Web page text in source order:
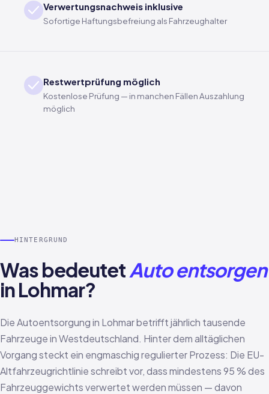
Verwertungsnachweis inklusive
Sofortige Haftungsbefreiung als Fahrzeughalter
Restwertprüfung möglich
Kostenlose Prüfung — in manchen Fällen Auszahlung
möglich
HINTERGRUND
Was bedeutetAuto entsorgen
in Lohmar?
Die Autoentsorgung in Lohmar betrifft jährlich tausende
Fahrzeuge in Westdeutschland. Hinter dem alltäglichen
Vorgang steckt ein engmaschig regulierter Prozess: Die EU-
Altfahrzeugrichtlinie schreibt vor, dass mindestens 95 % des
Fahrzeuggewichts verwertet werden müssen — davon